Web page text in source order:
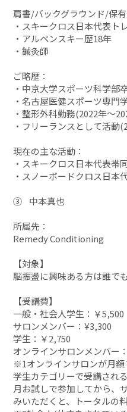
肩書/バックグラウンド/保有
・スキークロス日本代表ト
・アルペンスキー歴18年
・鍼灸師
ご略歴：
・中京大学スポーツ科学部
・名古屋医健スポーツ専門
・整形外科勤務(2022年〜
・フリーランスとして活動
現在の主な活動：
・スキークロス日本代表帯
・スノーボードクロス日本
③ 中本真也
所属先：
Remedy Conditioning
【対象】
脳振盪に興味ある方は誰でも
【受講費】
一般・社会人学生：￥5,500
サロンメンバー：¥3,300
学生：￥2,750
オンラインサロンメンバー
※1オンラインサロンが月
学生カテゴリーで受講され
月お試しで参加してから、
みいただくと、トータルの